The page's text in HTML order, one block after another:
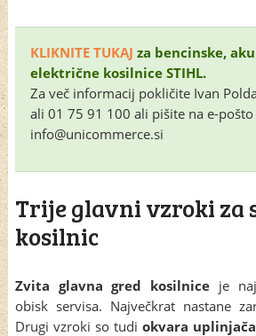
KLIKNITE TUKAJ za bencinske,
električne kosilnice STIHL.
Za več informacij pokličite Ivan
ali 01 75 91 100 ali pišite na e-pošto
info@unicommerce.si
Trije glavni vzroki za
kosilnic
Zvita glavna gred kosilnice je
obisk servisa. Največkrat nastane
Drugi vzroki so tudi okvara uplinjača